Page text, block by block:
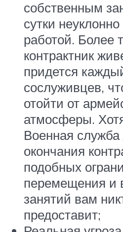
собственным
сутки
работой. Более
контрактник
придется
сослуживцев,
отойти от
атмосферы.
Военная
окончания
подобных
перемещения и
занятий вам
предоставит;